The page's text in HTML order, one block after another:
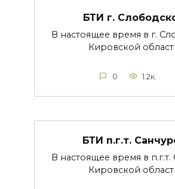
БТИ г.
В настоящее время в г.
Кировской
0 1.2к.
БТИ п.г.т.
В настоящее время в п.г.т.
Кировской